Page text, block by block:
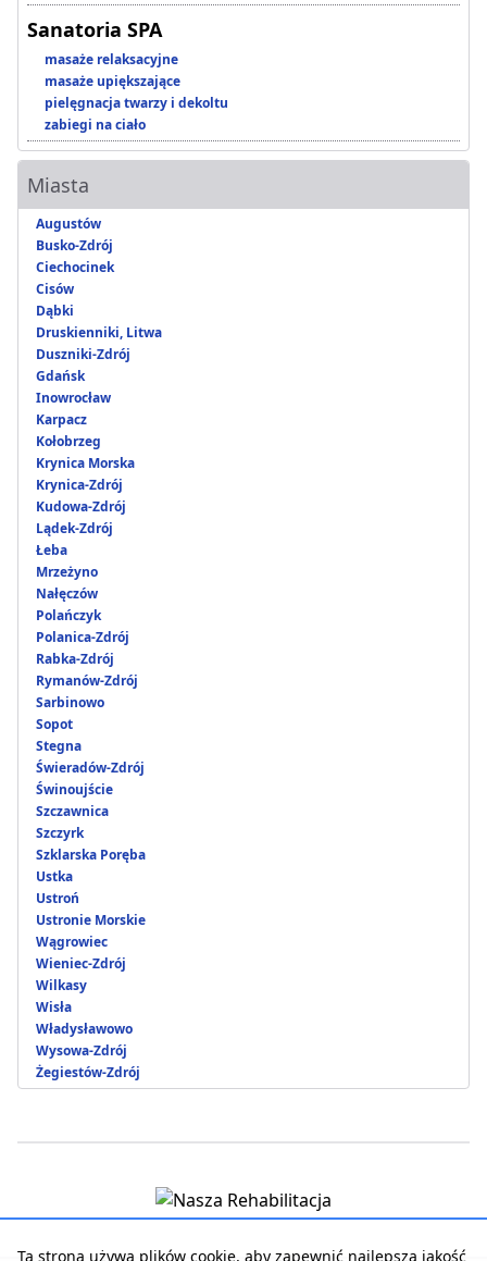
Sanatoria SPA
masaże relaksacyjne
masaże upiększające
pielęgnacja twarzy i dekoltu
zabiegi na ciało
Miasta
Augustów
Busko-Zdrój
Ciechocinek
Cisów
Dąbki
Druskienniki, Litwa
Duszniki-Zdrój
Gdańsk
Inowrocław
Karpacz
Kołobrzeg
Krynica Morska
Krynica-Zdrój
Kudowa-Zdrój
Lądek-Zdrój
Łeba
Mrzeżyno
Nałęczów
Polańczyk
Polanica-Zdrój
Rabka-Zdrój
Rymanów-Zdrój
Sarbinowo
Sopot
Stegna
Świeradów-Zdrój
Świnoujście
Szczawnica
Szczyrk
Szklarska Poręba
Ustka
Ustroń
Ustronie Morskie
Wągrowiec
Wieniec-Zdrój
Wilkasy
Wisła
Władysławowo
Wysowa-Zdrój
Żegiestów-Zdrój
Ta strona używa plików cookie, aby zapewnić najlepszą jakość